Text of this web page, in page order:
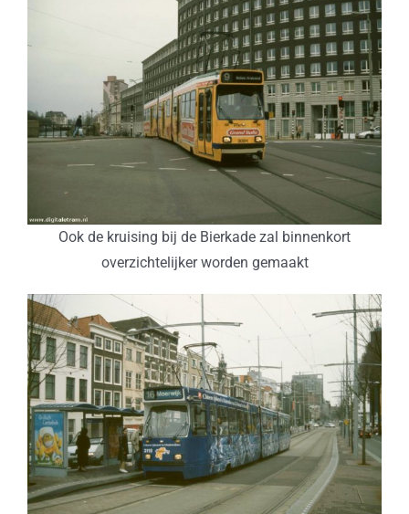
Ook de kruising bij de Bierkade zal binnenkort
overzichtelijker worden gemaakt